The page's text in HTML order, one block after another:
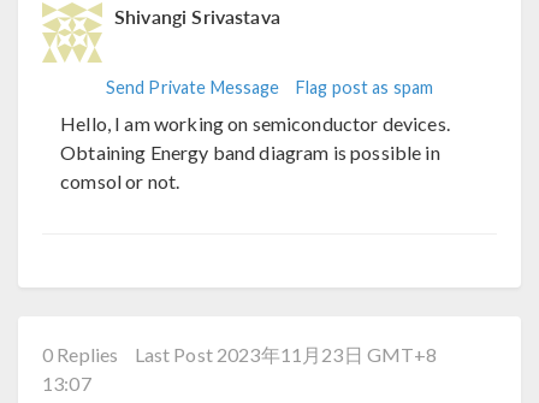
Shivangi Srivastava
Send Private Message Flag post as spam
Hello, I am working on semiconductor devices.
Obtaining Energy band diagram is possible in
comsol or not.
0 Replies
Last Post 2023年11月23日 GMT+8
13:07